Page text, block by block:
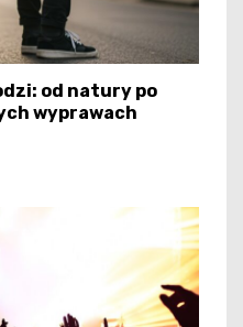
od natury po
wyprawach